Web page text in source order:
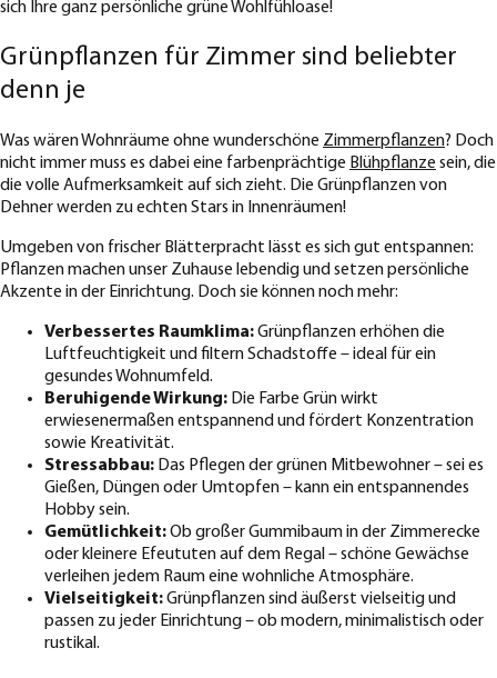
sich Ihre ganz persönliche grüne Wohlfühloase!
Grünpflanzen für Zimmer sind beliebter
denn je
Was wären Wohnräume ohne wunderschöne Zimmerpflanzen? Doch
nicht immer muss es dabei eine farbenprächtige Blühpflanze sein, die
die volle Aufmerksamkeit auf sich zieht. Die Grünpflanzen von
Dehner werden zu echten Stars in Innenräumen!
Umgeben von frischer Blätterpracht lässt es sich gut entspannen:
Pflanzen machen unser Zuhause lebendig und setzen persönliche
Akzente in der Einrichtung. Doch sie können noch mehr:
Verbessertes Raumklima:Grünpflanzen erhöhen die
Luftfeuchtigkeit und filtern Schadstoffe – ideal für ein
gesundes Wohnumfeld.
Beruhigende Wirkung: Die Farbe Grün wirkt
erwiesenermaßen entspannend und fördert Konzentration
sowie Kreativität.
Stressabbau: Das Pflegen der grünen Mitbewohner – sei es
Gießen, Düngen oder Umtopfen – kann ein entspannendes
Hobby sein.
Gemütlichkeit:Ob großer Gummibaum in der Zimmerecke
oder kleinere Efeututen auf dem Regal – schöne Gewächse
verleihen jedem Raum eine wohnliche Atmosphäre.
Vielseitigkeit:Grünpflanzen sind äußerst vielseitig und
passen zu jeder Einrichtung – ob modern, minimalistisch oder
rustikal.